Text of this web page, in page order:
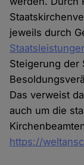
jeweils durch
Steigerung der
Das verweist
auch um die
https://